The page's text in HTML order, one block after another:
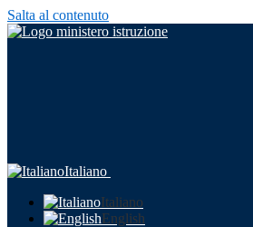
Salta al contenuto
Italiano
Italiano
English